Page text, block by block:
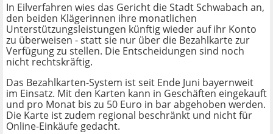
In Eilverfahren wies das Gericht die Stadt Schwabach an,
den beiden Klägerinnen ihre monatlichen
Unterstützungsleistungen künftig wieder auf ihr Konto
zu überweisen - statt sie nur über die Bezahlkarte zur
Verfügung zu stellen. Die Entscheidungen sind noch
nicht rechtskräftig.
Das Bezahlkarten-System ist seit Ende Juni bayernweit
im Einsatz. Mit den Karten kann in Geschäften eingekauft
und pro Monat bis zu 50 Euro in bar abgehoben werden.
Die Karte ist zudem regional beschränkt und nicht für
Online-Einkäufe gedacht.